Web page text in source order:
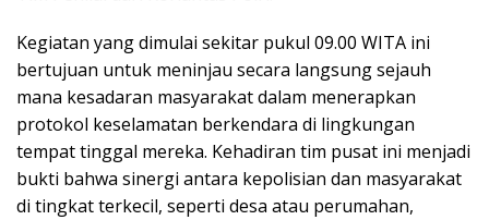
Kegiatan yang dimulai sekitar pukul 09.00 WITA ini
bertujuan untuk meninjau secara langsung sejauh
mana kesadaran masyarakat dalam menerapkan
protokol keselamatan berkendara di lingkungan
tempat tinggal mereka. Kehadiran tim pusat ini menjadi
bukti bahwa sinergi antara kepolisian dan masyarakat
di tingkat terkecil, seperti desa atau perumahan,